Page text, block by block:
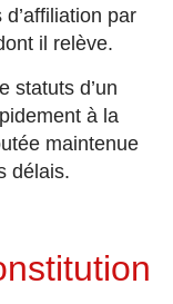
par
il relève.
statuts d’un
à la
maintenue
délais.